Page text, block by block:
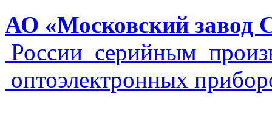
АО «Московский завод
России серийным
оптоэлектронных